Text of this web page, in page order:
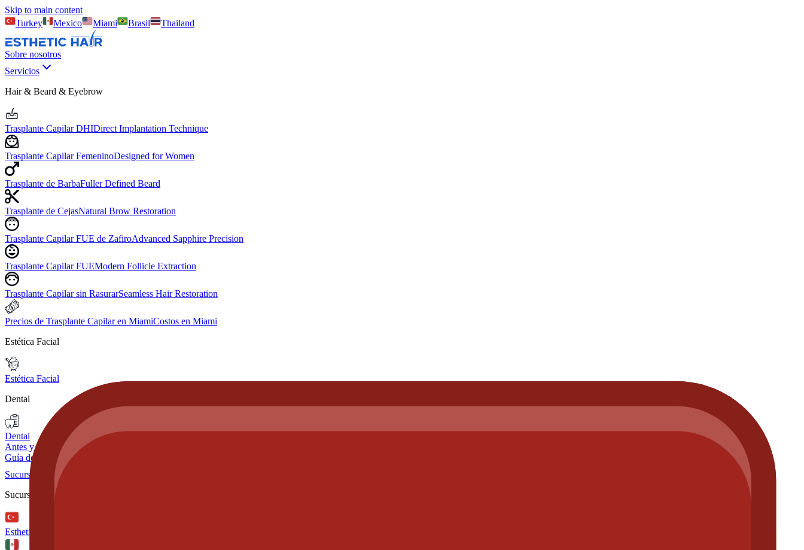
Skip to main content
Turkey
Mexico Miami Brasil Thailand
Sobre nosotros
Servicios
Hair & Beard & Eyebrow
Trasplante Capilar DHIDirect Implantation Technique
Trasplante Capilar FemeninoDesigned for Women
Trasplante de BarbaFuller Defined Beard
Trasplante de CejasNatural Brow Restoration
Trasplante Capilar FUE de ZafiroAdvanced Sapphire Precision
Trasplante Capilar FUEModern Follicle Extraction
Trasplante Capilar sin RasurarSeamless Hair Restoration
Precios de Trasplante Capilar en MiamiCostos en Miami
Estética Facial
Estética Facial
Dental
Dental
Antes y Después
Guía del Paciente
Sucursales
Sucursales
Esthetic Hair Turkey